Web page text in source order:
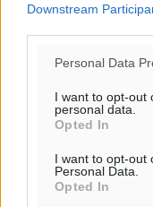
Downstream
Personal Data
I want to opt-out
personal data.
Opted In
I want to opt-out
Personal Data.
Opted In
Τριήμερο